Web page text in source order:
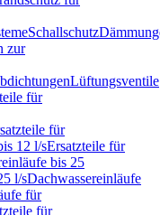
Schallschutz
zur
Lüftungsventile
für
für
12 l/sErsatzteile für
bis 25
l/sDachwassereinläufe
für
für